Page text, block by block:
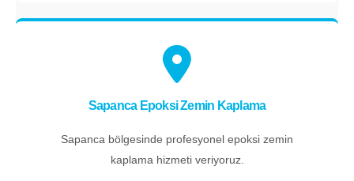
Sapanca Epoksi Zemin Kaplama
Sapanca bölgesinde profesyonel epoksi zemin
kaplama hizmeti veriyoruz.